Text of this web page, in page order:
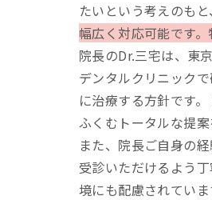
たいという考えのも
幅広く対応可能です
院長のDr.三宅は、東
デンタルクリニック
に治療する方針です
ふくむトータルな提案
また、院長ご自身の
受診いただけるよう
境にも配慮されてい